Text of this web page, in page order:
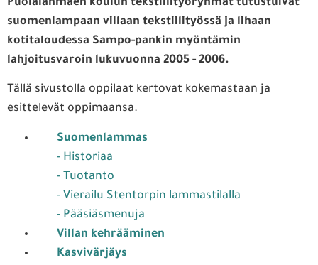
Puolalanmäen koulun tekstiilityöryhmät tutustuivat
suomenlampaan villaan tekstiilityössä ja lihaan
kotitaloudessa Sampo-pankin myöntämin
lahjoitusvaroin lukuvuonna 2005 - 2006.
Tällä sivustolla oppilaat kertovat kokemastaan ja
esittelevät oppimaansa.
Suomenlammas
- Historiaa
- Tuotanto
- Vierailu Stentorpin lammastilalla
- Pääsiäsmenuja
Villan kehrääminen
Kasvivärjäys